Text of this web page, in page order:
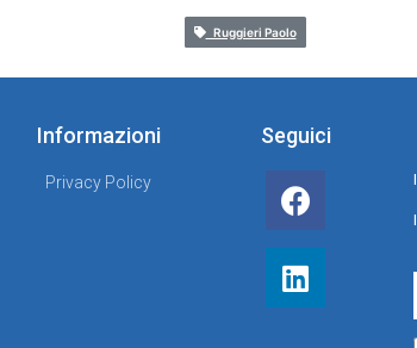
Ruggieri Paolo
Informazioni
Privacy Policy
Seguici